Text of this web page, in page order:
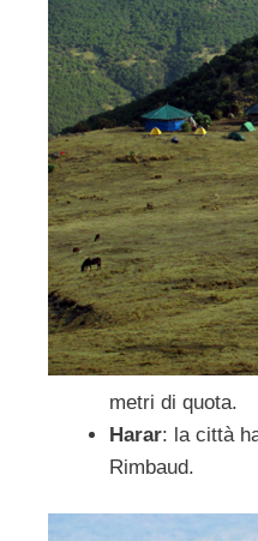
metri di quota.
Harar: la città
Rimbaud.